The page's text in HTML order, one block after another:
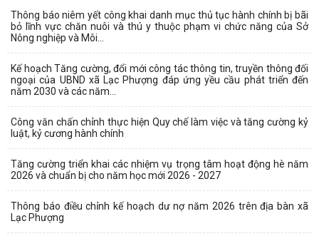
Thông báo niêm yết công khai danh mục thủ tục hành chính bị bãi
bỏ lĩnh vực chăn nuôi và thú y thuộc phạm vi chức năng của Sở
Nông nghiệp và Môi...
Kế hoạch Tăng cường, đổi mới công tác thông tin, truyền thông đối
ngoại của UBND xã Lạc Phượng đáp ứng yều cầu phát triển đến
năm 2030 và các năm...
Công văn chấn chỉnh thực hiện Quy chế làm việc và tăng cường kỷ
luật, kỷ cương hành chính
Tăng cường triển khai các nhiệm vụ trọng tâm hoạt động hè năm
2026 và chuẩn bị cho năm học mới 2026 - 2027
Thông báo điều chỉnh kế hoạch dư nợ năm 2026 trên địa bàn xã
Lạc Phượng